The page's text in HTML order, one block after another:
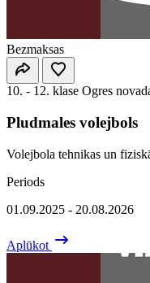
Bezmaksas
10. - 12. klase Ogres
Pludmales volejbols
Volejbola tehnikas un
Periods
01.09.2025 - 20.08.2026
Aplūkot